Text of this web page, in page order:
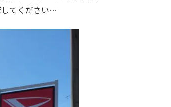
してください…